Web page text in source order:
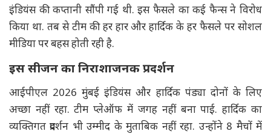
इंडियंस की कप्तानी सौंपी गई थी. इस फैसले का कई फैन्स ने विरोध
किया था. तब से टीम की हर हार और हार्दिक के हर फैसले पर सोशल
मीडिया पर बहस होती रही है.
इस सीजन का निराशाजनक प्रदर्शन
आईपीएल 2026 मुंबई इंडियंस और हार्दिक पंड्या दोनों के लिए
अच्छा नहीं रहा. टीम प्लेऑफ में जगह नहीं बना पाई. हार्दिक का
व्यक्तिगत प्रदर्शन भी उम्मीद के मुताबिक नहीं रहा. उन्होंने 8 मैचों में